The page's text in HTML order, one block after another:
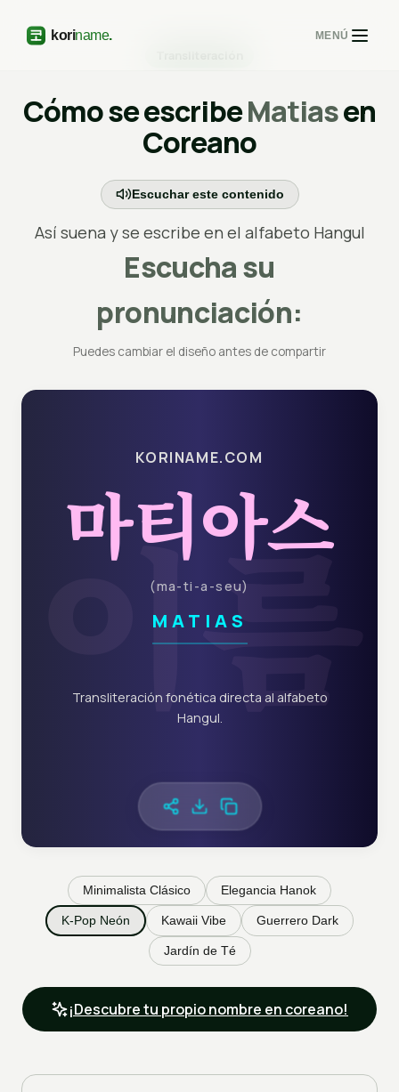
MENÚ
Cómo se escribeMatiasen
Coreano
Escuchar este contenido
Así suena y se escribe en el alfabeto Hangul
Escucha su
pronunciación:
Puedes cambiar el diseño antes de compartir
이름
KORINAME.COM
마티아스
(ma-ti-a-seu)
MATIAS
Transliteración fonética directa al alfabeto
Hangul.
Minimalista Clásico Elegancia Hanok
K-Pop Neón Kawaii Vibe Guerrero Dark
Jardín de Té
¡Descubre tu propio nombre en coreano!